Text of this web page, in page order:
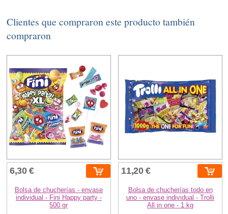
Clientes que compraron este producto también
compraron
6,30 €
Bolsa de chucherías - envase
individual - Fini Happy party -
500 gr
11,20 €
Bolsa de chucherías todo en
uno - envase individual - Trolli
All in one - 1 kg